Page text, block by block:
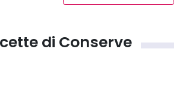
di Conserve